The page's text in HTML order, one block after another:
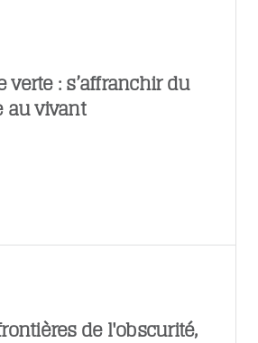
verte : s’affranchir du
au vivant
de l'obscurité,